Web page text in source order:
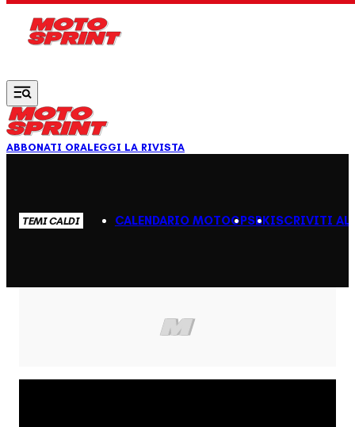
ABBONATI ORALEGGI LA RIVISTA
TEMI CALDI CALENDARIO MOTOGPSBKISCRIVITI AL